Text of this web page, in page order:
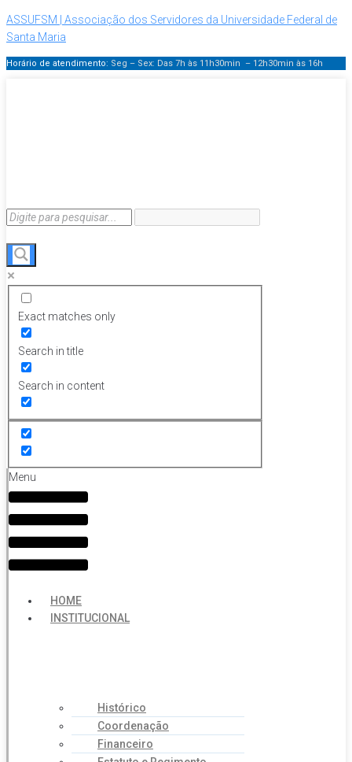
ASSUFSM | Associação dos Servidores da Universidade Federal de
Santa Maria
Horário de atendimento: Seg – Sex: Das 7h às 11h30min – 12h30min às 16h
Exact matches only
Search in title
Search in content
Menu
HOME
INSTITUCIONAL
Histórico
Coordenação
Financeiro